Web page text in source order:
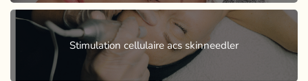
Stimulation cellulaire acs skinneedler